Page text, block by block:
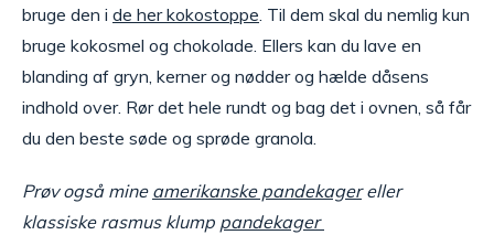
bruge den i de her kokostoppe. Til dem skal du nemlig kun
bruge kokosmel og chokolade. Ellers kan du lave en
blanding af gryn, kerner og nødder og hælde dåsens
indhold over. Rør det hele rundt og bag det i ovnen, så får
du den beste søde og sprøde granola.
Prøv også mine amerikanske pandekagereller
klassiske rasmus klump pandekager